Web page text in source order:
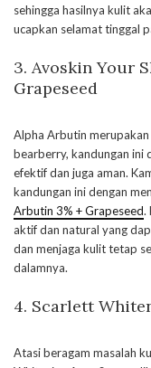
sehingga hasilnya kulit
ucapkan selamat tinggal
3. Avoskin Your
Grapeseed
Alpha Arbutin
bearberry, kandungan ini
efektif dan juga aman.
kandungan ini dengan
Arbutin 3% + Grapeseed.
aktif dan natural yang
dan menjaga kulit tetap
dalamnya.
4. Scarlett
Atasi beragam masalah